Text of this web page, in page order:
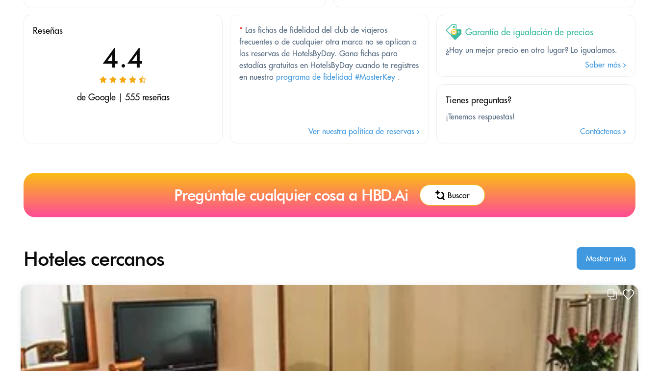
Reseñas
4.4
de Google | 555 reseñas
* Las fichas de fidelidad del club de viajeros
frecuentes o de cualquier otra marca no se aplican a
las reservas de HotelsByDay. Gana fichas para
estadías gratuitas en HotelsByDay cuando te registres
en nuestro programa de fidelidad #MasterKey .
Ver nuestra política de reservas
Garantía de igualación de precios
¿Hay un mejor precio en otro lugar? Lo igualamos.
Saber más
Tienes preguntas?
¡Tenemos respuestas!
Contáctenos
Pregúntale cualquier cosa a HBD.Ai Buscar
Hoteles cercanos Mostrar más